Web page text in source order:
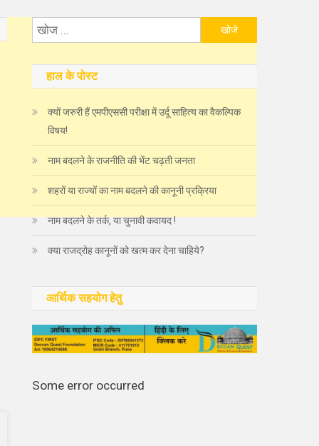
निम्न
हाल के पोस्ट
क्यों जरुरी हैं एमपीएससी परीक्षा में उर्दू साहित्य का वैकल्पिक
विषय!
नाम बदलने के राजनीति की भेंट चढ़ती जनता
शहरों या राज्यों का नाम बदलने की कानूनी प्रक्रिया
नाम बदलने के तर्क, या चुनावी कवायद !
क्या राजद्रोह कानूनों को खत्म कर देना चाहिये?
आर्थिक सहयोग हेतु
Some error occurred